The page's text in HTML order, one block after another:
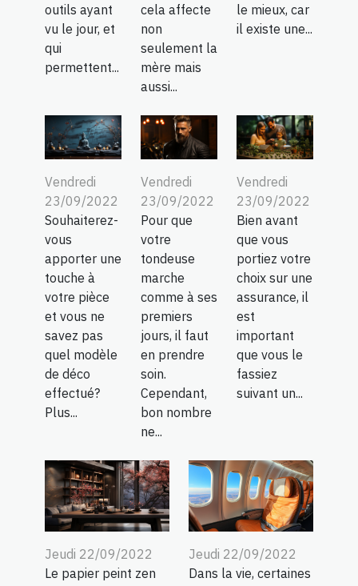
outils ayant
vu le jour, et
qui
permettent...
cela affecte
non
seulement la
mère mais
aussi...
le mieux, car
il existe une...
Vendredi
23/09/2022
Souhaiterez-
vous
apporter une
touche à
votre pièce
et vous ne
savez pas
quel modèle
de déco
effectué?
Plus...
Vendredi
23/09/2022
Pour que
votre
tondeuse
marche
comme à ses
premiers
jours, il faut
en prendre
soin.
Cependant,
bon nombre
ne...
Vendredi
23/09/2022
Bien avant
que vous
portiez votre
choix sur une
assurance, il
est
important
que vous le
fassiez
suivant un...
Jeudi 22/09/2022
Le papier peint zen
Jeudi 22/09/2022
Dans la vie, certaines